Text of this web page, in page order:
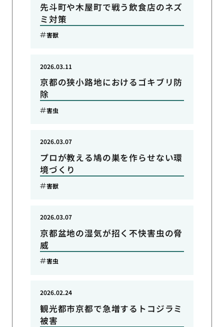
先斗町や木屋町で戦う飲食店のネズ
ミ対策
害獣
京都の狭小路地におけるゴキブリ防
除
2026.03.11
害虫
プロが教える鳩の巣を作らせない環
境づくり
2026.03.07
害獣
京都盆地の湿気が招く不快害虫の脅
威
2026.03.07
害虫
観光都市京都で急増するトコジラミ
被害
2026.02.24